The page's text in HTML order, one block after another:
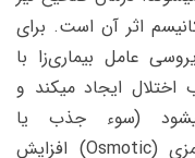
اثر آن است. برای
عامل بیماری‌زا با
ایجاد میکند و
(سوء جذب یا
Malabsorption). در اسهال های اسمزی (Osmotic) افزایش